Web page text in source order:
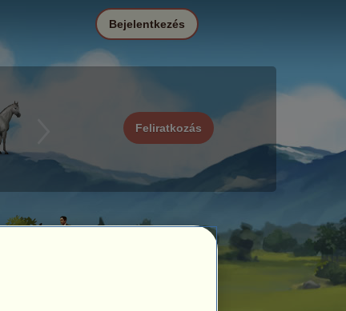
Feliratkozás
Bejelentkezés